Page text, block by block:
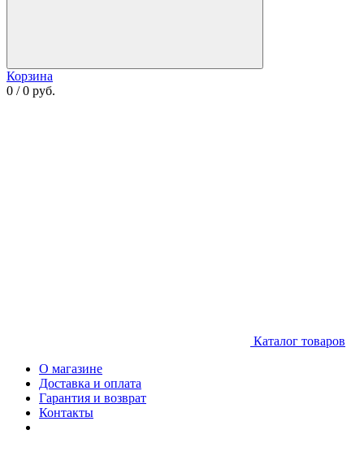
Корзина
0 / 0 руб.
Каталог товаров
О магазине
Доставка и оплата
Гарантия и возврат
Контакты